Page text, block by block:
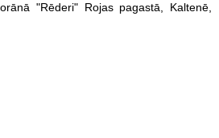
"Rēderi" Rojas pagastā, Kaltenē,